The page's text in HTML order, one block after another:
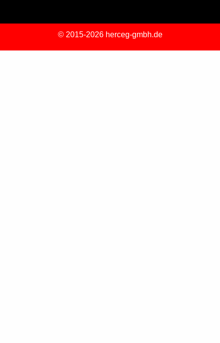
© 2015-2026 herceg-gmbh.de